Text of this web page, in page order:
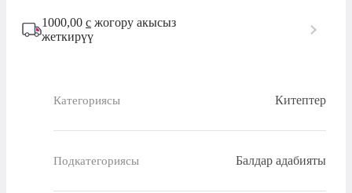
1000,00 с жогору акысыз
жеткирүү
Категориясы Китептер
Подкатегориясы Балдар адабияты